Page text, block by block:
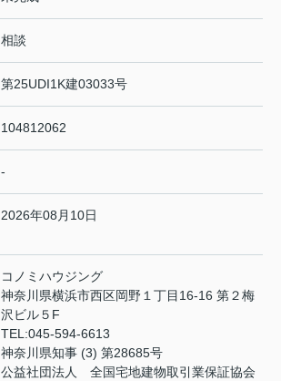
相談
第25UDI1K建03033号
104812062
-
2026年08月10日
コノミハウジング
神奈川県横浜市西区岡野１丁目16-16 第２梅
沢ビル５F
TEL:045-594-6613
神奈川県知事 (3) 第28685号
公益社団法人 全国宅地建物取引業保証協会